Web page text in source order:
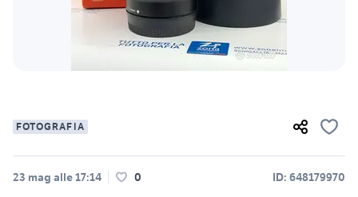
FOTOGRAFIA
23 mag alle 17:14 0 ID: 648179970